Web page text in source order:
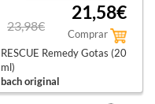
23,98€
21,58€
Comprar
RESCUE Remedy Gotas (20
ml)
bach original